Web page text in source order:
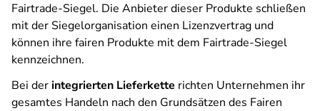
Fairtrade-Siegel. Die Anbieter dieser Produkte schließen
mit der Siegelorganisation einen Lizenzvertrag und
können ihre fairen Produkte mit dem Fairtrade-Siegel
kennzeichnen.
Bei derintegrierten Lieferkette richten Unternehmen ihr
gesamtes Handeln nach den Grundsätzen des Fairen